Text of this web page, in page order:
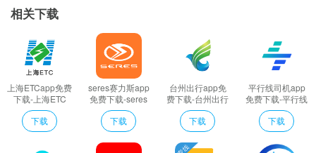
相关下载
上海ETCapp免费
下载-上海ETC
v1.0 手机版
下载
seres赛力斯app
免费下载-seres
赛力斯 v2.0.0 手
机版
下载
台州出行app免
费下载-台州出行
v3.5.9 安卓版
下载
平行线司机app
免费下载-平行线
司机 v1.3.2 安卓
版
下载